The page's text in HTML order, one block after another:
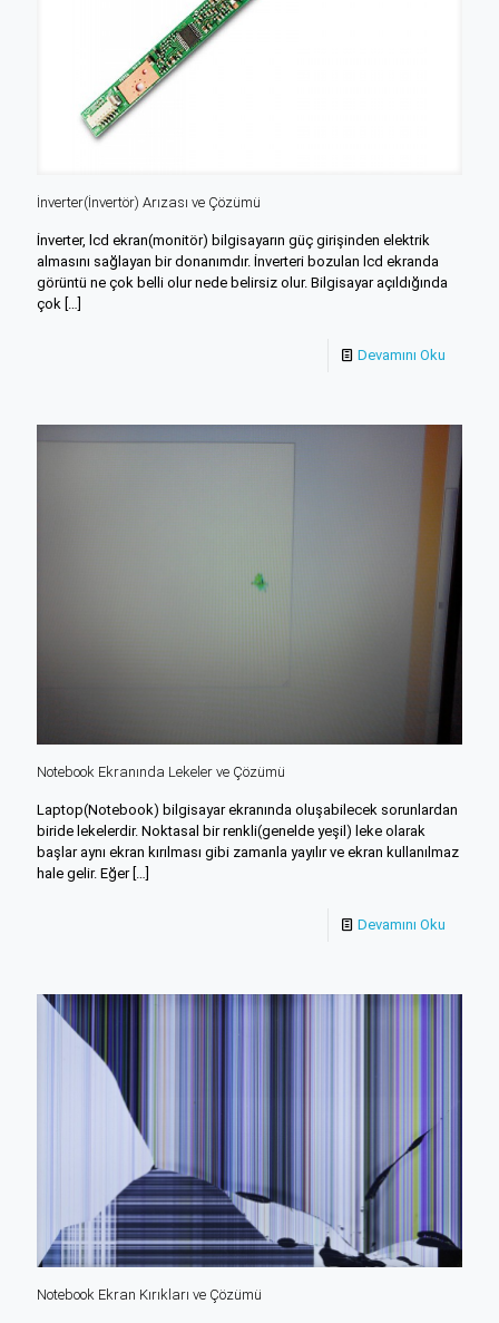
İnverter(İnvertör) Arızası ve Çözümü
İnverter, lcd ekran(monitör) bilgisayarın güç girişinden elektrik
almasını sağlayan bir donanımdır. İnverteri bozulan lcd ekranda
görüntü ne çok belli olur nede belirsiz olur. Bilgisayar açıldığında
çok […]
Devamını Oku
Notebook Ekranında Lekeler ve Çözümü
Laptop(Notebook) bilgisayar ekranında oluşabilecek sorunlardan
biride lekelerdir. Noktasal bir renkli(genelde yeşil) leke olarak
başlar aynı ekran kırılması gibi zamanla yayılır ve ekran kullanılmaz
hale gelir. Eğer[…]
Devamını Oku
Notebook Ekran Kırıkları ve Çözümü